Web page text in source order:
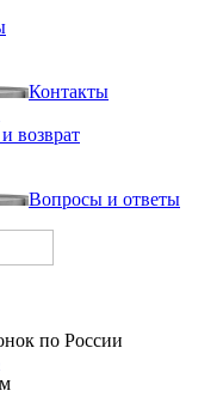
Контакты
возврат
Вопросы и ответы
по России